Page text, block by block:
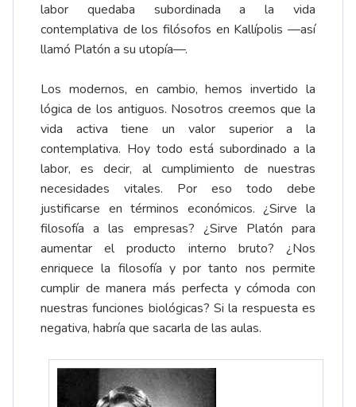
labor quedaba subordinada a la vida
contemplativa de los filósofos en Kallípolis —así
llamó Platón a su utopía—.
Los modernos, en cambio, hemos invertido la
lógica de los antiguos. Nosotros creemos que la
vida activa tiene un valor superior a la
contemplativa. Hoy todo está subordinado a la
labor, es decir, al cumplimiento de nuestras
necesidades vitales. Por eso todo debe
justificarse en términos económicos. ¿Sirve la
filosofía a las empresas? ¿Sirve Platón para
aumentar el producto interno bruto? ¿Nos
enriquece la filosofía y por tanto nos permite
cumplir de manera más perfecta y cómoda con
nuestras funciones biológicas? Si la respuesta es
negativa, habría que sacarla de las aulas.